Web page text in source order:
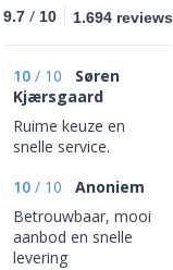
9.7 / 10 1.694 reviews
10 / 10
Søren
Kjærsgaard
Ruime keuze en
snelle service.
10 / 10
Anoniem
Betrouwbaar, mooi
aanbod en snelle
levering